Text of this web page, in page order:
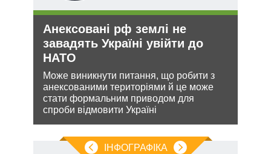
Анексовані рф землі не
завадять Україні увійти до
НАТО
Може виникнути питання, що робити з
анексованими територіями й це може
стати формальним приводом для
спроби відмовити Україні
ІНФОГРАФІКА